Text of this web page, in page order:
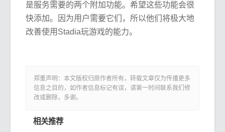
是服务需要的两个附加功能。希望这些功能会很
快添加。因为用户需要它们，所以他们将极大地
改善使用Stadia玩游戏的能力。
郑重声明：本文版权归原作者所有，转载文章仅为传播更多
信息之目的，如作者信息标记有误，请第一时间联系我们修
改或删除，多谢。
相关推荐